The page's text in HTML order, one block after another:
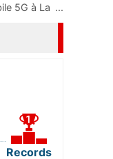
5G à La ...
Records